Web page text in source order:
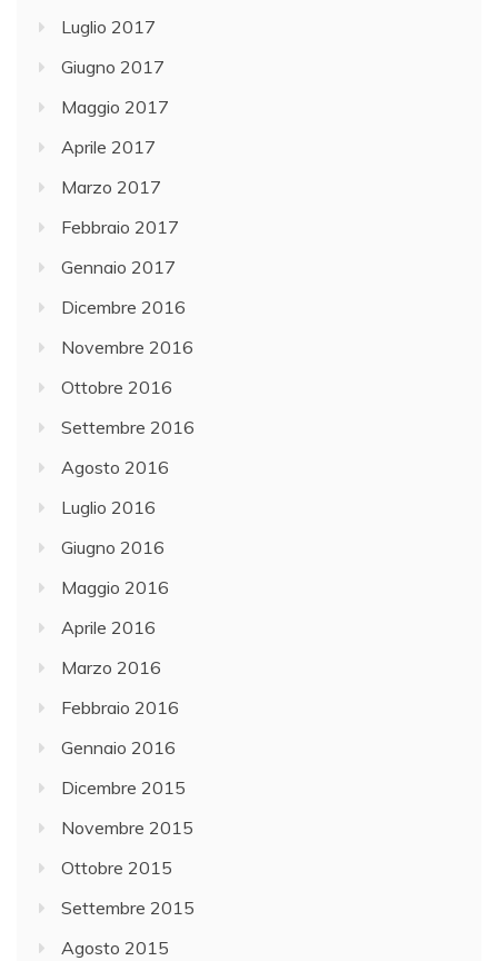
Luglio 2017
Giugno 2017
Maggio 2017
Aprile 2017
Marzo 2017
Febbraio 2017
Gennaio 2017
Dicembre 2016
Novembre 2016
Ottobre 2016
Settembre 2016
Agosto 2016
Luglio 2016
Giugno 2016
Maggio 2016
Aprile 2016
Marzo 2016
Febbraio 2016
Gennaio 2016
Dicembre 2015
Novembre 2015
Ottobre 2015
Settembre 2015
Agosto 2015